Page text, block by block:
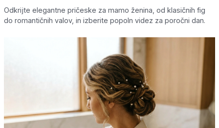
Odkrijte elegantne pričeske za mamo ženina, od klasičnih fig
do romantičnih valov, in izberite popoln videz za poročni dan.